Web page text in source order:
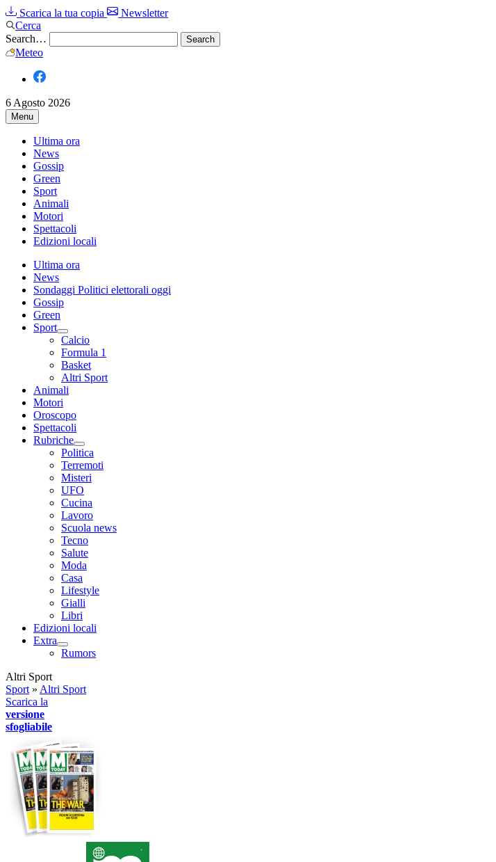
Scarica la tua copia
Newsletter
Cerca
Search…
Meteo
6 Agosto 2026
Menu
Ultima ora
News
Gossip
Green
Sport
Animali
Motori
Spettacoli
Edizioni locali
Ultima ora
News
Sondaggi Politici elettorali oggi
Gossip
Green
Sport
Calcio
Formula 1
Basket
Altri Sport
Animali
Motori
Oroscopo
Spettacoli
Rubriche
Politica
Terremoti
Misteri
UFO
Cucina
Lavoro
Scuola news
Tecno
Salute
Moda
Casa
Lifestyle
Gialli
Libri
Edizioni locali
Extra
Rumors
Altri Sport
Sport » Altri Sport
Scarica la
versione
sfogliabile